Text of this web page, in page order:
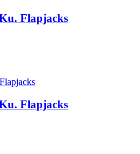
Flapjacks
Flapjacks